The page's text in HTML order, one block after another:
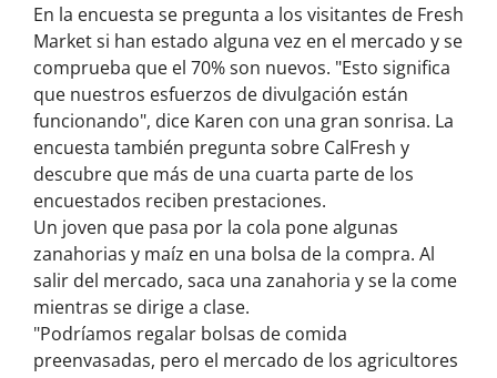
En la encuesta se pregunta a los visitantes de Fresh
Market si han estado alguna vez en el mercado y se
comprueba que el 70% son nuevos. "Esto significa
que nuestros esfuerzos de divulgación están
funcionando", dice Karen con una gran sonrisa. La
encuesta también pregunta sobre CalFresh y
descubre que más de una cuarta parte de los
encuestados reciben prestaciones.
Un joven que pasa por la cola pone algunas
zanahorias y maíz en una bolsa de la compra. Al
salir del mercado, saca una zanahoria y se la come
mientras se dirige a clase.
"Podríamos regalar bolsas de comida
preenvasadas, pero el mercado de los agricultores